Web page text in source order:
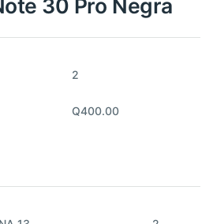
30 Pro Negra
2
Q400.00